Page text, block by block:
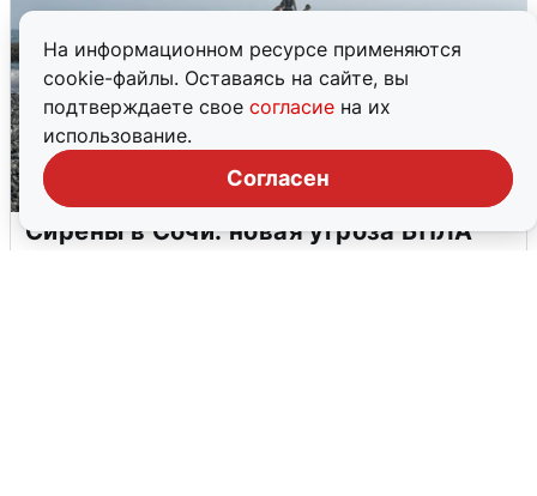
На информационном ресурсе применяются
cookie-файлы. Оставаясь на сайте, вы
подтверждаете свое согласие на их
использование.
Согласен
Сирены в Сочи: новая угроза БПЛА